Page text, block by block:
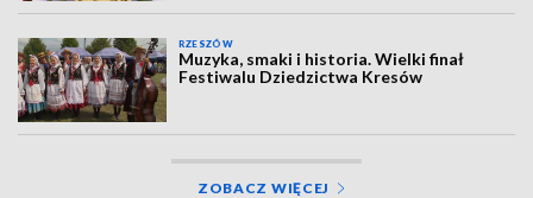
RZESZÓW
Muzyka, smaki i historia. Wielki finał
Festiwalu Dziedzictwa Kresów
ZOBACZ WIĘCEJ